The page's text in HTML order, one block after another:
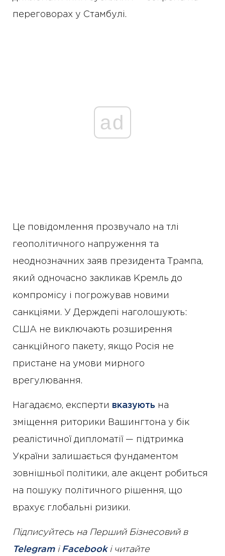
переговорах у Стамбулі.
ad
Це повідомлення прозвучало на тлі
геополітичного напруження та
неоднозначних заяв президента Трампа,
який одночасно закликав Кремль до
компромісу і погрожував новими
санкціями. У Держдепі наголошують:
США не виключають розширення
санкційного пакету, якщо Росія не
пристане на умови мирного
врегулювання.
Нагадаємо, експерти вказують на
зміщення риторики Вашингтона у бік
реалістичної дипломатії — підтримка
України залишається фундаментом
зовнішньої політики, але акцент робиться
на пошуку політичного рішення, що
врахує глобальні ризики.
Підписуйтесь на Перший Бізнесовий в
Telegramі Facebookі читайте